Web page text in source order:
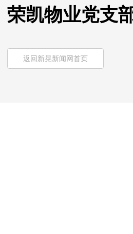
荣凯物业党支
返回新晃新闻网首页